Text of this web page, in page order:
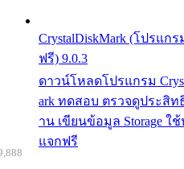
CrystalDiskMark (โปรแก
ฟรี) 9.0.3
ดาวน์โหลดโปรแกรม
ark ทดสอบ ตรวจดูประสิ
าน เขียนข้อมูล Storage ใ
แจกฟรี